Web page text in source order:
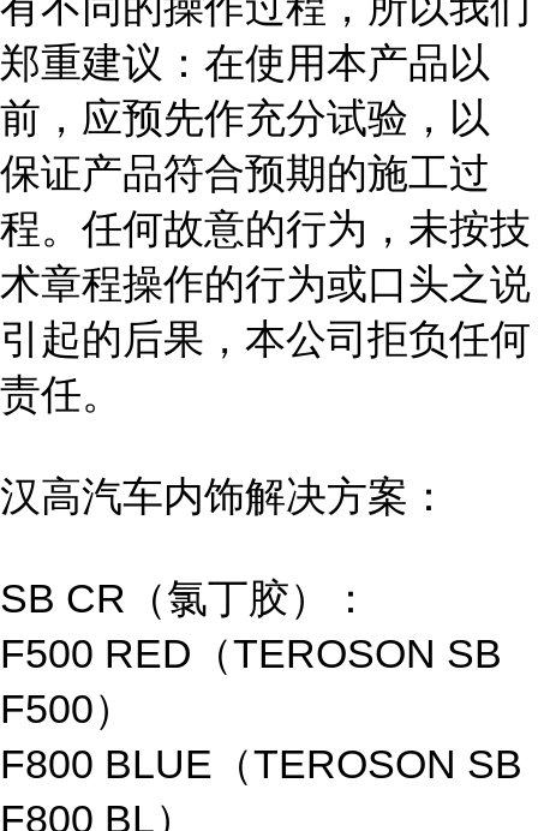
郑重建议：在使用本产品以
前，应预先作充分试验，以
保证产品符合预期的施工过
程。任何故意的行为，未按技
术章程操作的行为或口头之说
引起的后果，本公司拒负任何
责任。
汉高汽车内饰解决方案：
SB CR（氯丁胶）：
F500 RED（TEROSON SB
F500）
F800 BLUE（TEROSON SB
F800 BL）